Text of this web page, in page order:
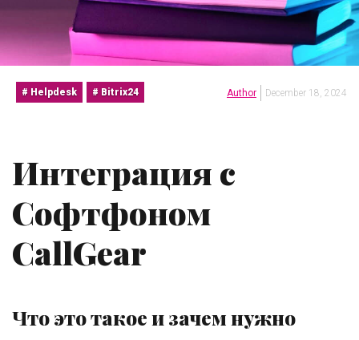
Bitrix24
Helpdesk Author December 18, 2024
Интеграция с
Софтфоном
CallGear
Что это такое и зачем нужно